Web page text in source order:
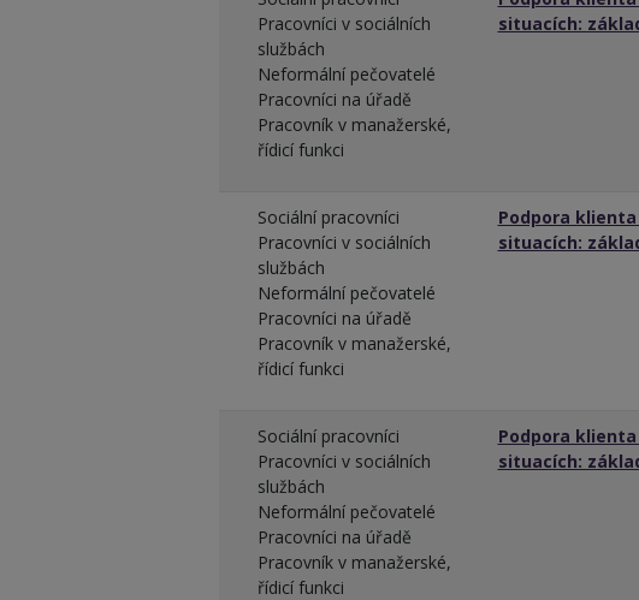
Pracovníci v sociálních
službách
Neformální pečovatelé
Pracovníci na úřadě
Pracovník v manažerské,
řídicí funkci
situacích:
Sociální pracovníci
Pracovníci v sociálních
službách
Neformální pečovatelé
Pracovníci na úřadě
Pracovník v manažerské,
řídicí funkci
Podpora
situacích:
Sociální pracovníci
Pracovníci v sociálních
službách
Neformální pečovatelé
Pracovníci na úřadě
Pracovník v manažerské,
řídicí funkci
Podpora
situacích: